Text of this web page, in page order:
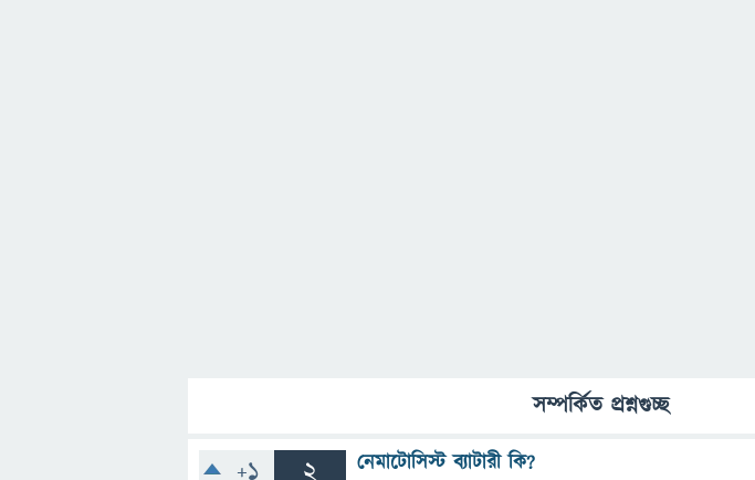
সম্পর্কিত প্রশ্নগুচ্ছ
+1 2 নেমাটোসিস্ট ব্যাটারী কি?